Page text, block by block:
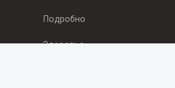
Подробно
Здоровье